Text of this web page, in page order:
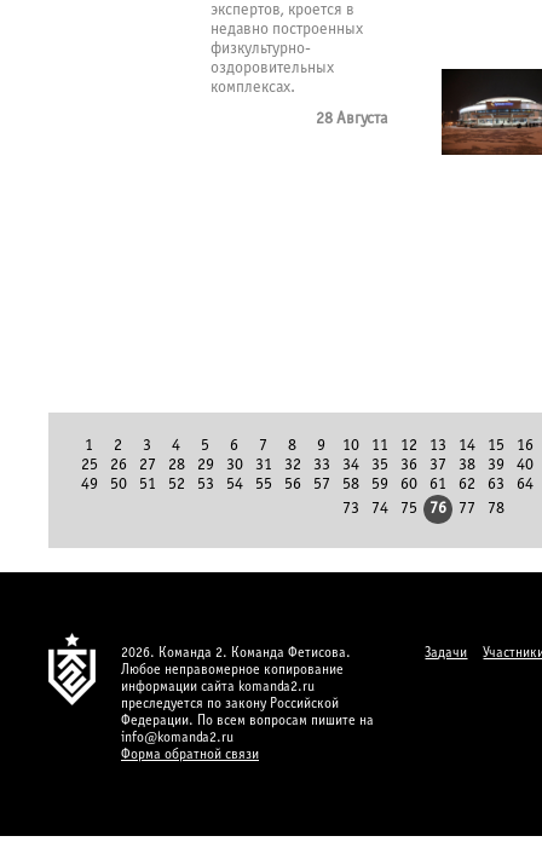
экспертов, кроется в
недавно построенных
физкультурно-
оздоровительных
комплексах.
28 Августа
1 2 3 4 5 6 7 8 9 10 11 12 13 14 15
16
25
26 27 28 29 30 31 32 33 34 35 36 37 38 39
40
49
50 51 52 53 54 55 56 57 58 59 60 61 62 63
64
73
74 75 76 77 78
2026. Команда 2. Команда Фетисова.
Любое неправомерное копирование
информации сайта komanda2.ru
преследуется по закону Российской
Федерации. По всем вопросам пишите на
info@komanda2.ru
Форма обратной связи
Задачи